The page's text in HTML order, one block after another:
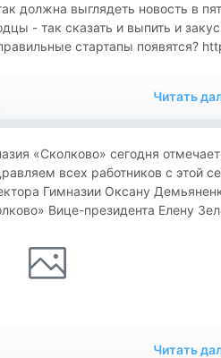
должна выглядеть новость в
- так сказать и выпить и
стартапы появятся?
Читать
«Сколково» сегодня
всех работников с этой
Гимназии Оксану
Вице-президента Елену
Читать